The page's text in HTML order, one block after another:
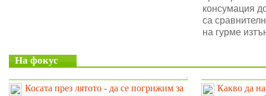
консумация
са
на гурме
На фокус
Косата през лятото - да се погрижим за
Какво да